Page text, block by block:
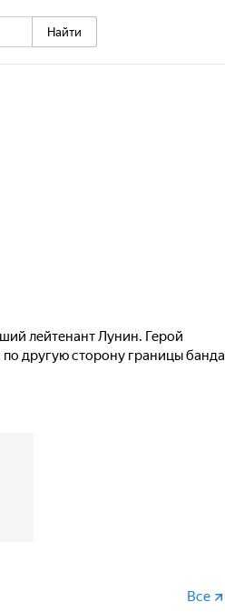
Найти
лейтенант Лунин. Герой
другую сторону границы банда
Все